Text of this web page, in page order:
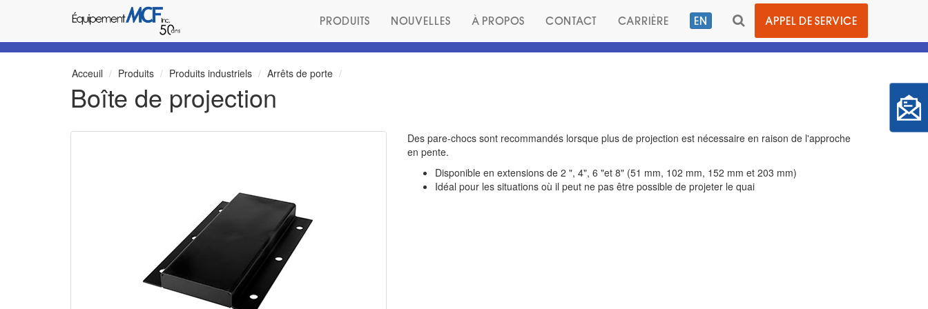
PRODUITS NOUVELLES À PROPOS CONTACT CARRIÈRE EN
BASCULER
LA
APPEL DE SERVICE
Acceuil Produits Produits industriels Arrêts de porte
Boîte de projection
Des pare-chocs sont recommandés lorsque plus de projection est nécessaire en raison de l'approche
en pente.
Disponible en extensions de 2 ", 4", 6 "et 8" (51 mm, 102 mm, 152 mm et 203 mm)
Idéal pour les situations où il peut ne pas être possible de projeter le quai